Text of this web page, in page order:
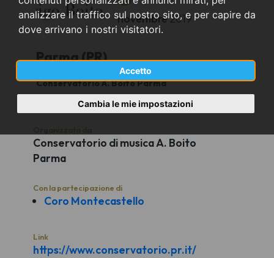
analizzare il traffico sul nostro sito, e per capire da
dove arrivano i nostri visitatori.
Accetto
Cambia le mie impostazioni
novembre2019
Parma (PR)
Conservatorio A. Boito Parma
19,00
Conservatorio di musica A. Boito
Parma
Con la partecipazione di
Coro Montecastello
Link
https://www.conservatorio.pr.it/